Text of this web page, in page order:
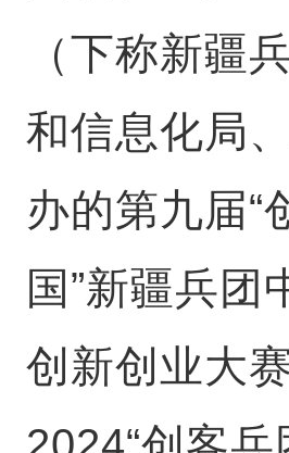
（下称新疆
和信息化局
办的第九届“
国”新疆兵团
创新创业大